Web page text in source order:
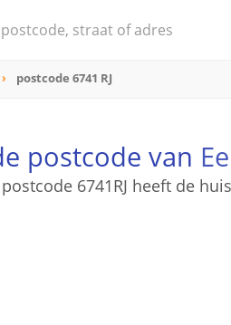
postcode 6741 RJ
postcode van
6741RJ heeft de